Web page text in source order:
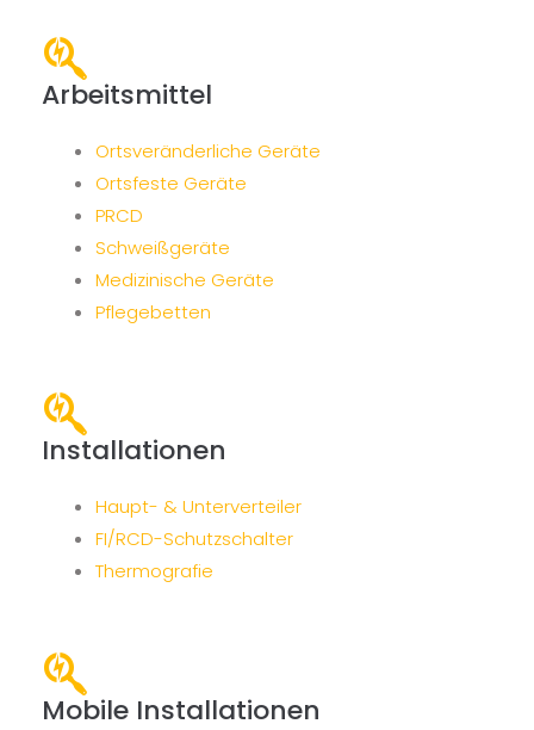
Arbeitsmittel
Ortsveränderliche Geräte
Ortsfeste Geräte
PRCD
Schweißgeräte
Medizinische Geräte
Pflegebetten
Installationen
Haupt- & Unterverteiler
FI/RCD-Schutzschalter
Thermografie
Mobile Installationen